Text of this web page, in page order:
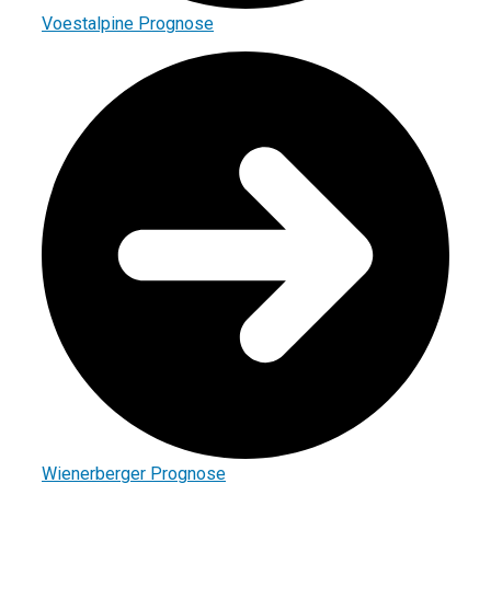
Voestalpine Prognose
Wienerberger Prognose